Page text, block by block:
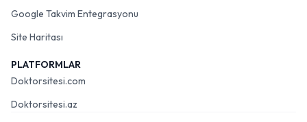
Google Takvim Entegrasyonu
Site Haritası
PLATFORMLAR
Doktorsitesi.com
Doktorsitesi.az